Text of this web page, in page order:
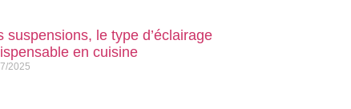
suspensions, le type d’éclairage
en cuisine
2025